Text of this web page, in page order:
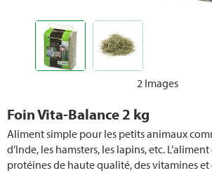
2 Images
Foin Vita-Balance 2 kg
Aliment simple pour les petits animaux
d’Inde, les hamsters, les lapins, etc.
protéines de haute qualité, des vitamines et